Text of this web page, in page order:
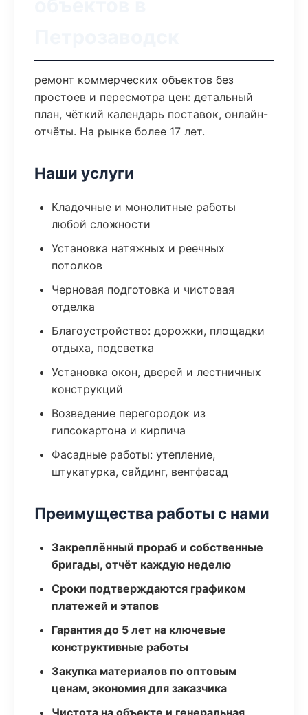
ремонт коммерческих объектов без
простоев и пересмотра цен: детальный
план, чёткий календарь поставок, онлайн-
отчёты. На рынке более 17 лет.
Наши услуги
Кладочные и монолитные работы
любой сложности
Установка натяжных и реечных
потолков
Черновая подготовка и чистовая
отделка
Благоустройство: дорожки, площадки
отдыха, подсветка
Установка окон, дверей и лестничных
конструкций
Возведение перегородок из
гипсокартона и кирпича
Фасадные работы: утепление,
штукатурка, сайдинг, вентфасад
Преимущества работы с нами
Закреплённый прораб и собственные
бригады, отчёт каждую неделю
Сроки подтверждаются графиком
платежей и этапов
Гарантия до 5 лет на ключевые
конструктивные работы
Закупка материалов по оптовым
ценам, экономия для заказчика
Чистота на объекте и генеральная